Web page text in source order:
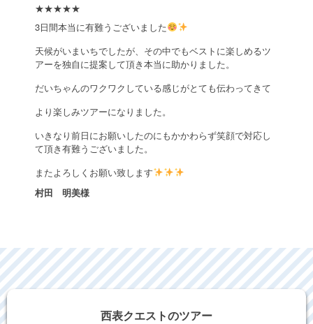
★★★★★
3日間本当に有難うございました
天候がいまいちでしたが、その中でもベストに楽しめるツ
アーを独自に提案して頂き本当に助かりました。
だいちゃんのワクワクしている感じがとても伝わってきて
より楽しみツアーになりました。
いきなり前日にお願いしたのにもかかわらず笑顔で対応し
て頂き有難うございました。
またよろしくお願い致します
村田 明美様
西表クエストのツアー